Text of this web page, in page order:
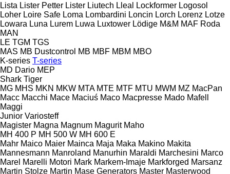
Lista Lister Petter Lister Liutech Lleal Lockformer Logosol
Loher Loire Safe Loma Lombardini Loncin Lorch Lorenz Lotze
Lowara Luna Lurem Luwa Luxtower Lödige M&M MAF Roda
MAN
LE TGM TGS
MAS MB Dustcontrol MB MBF MBM MBO
K-series T-series
MD Dario MEP
Shark Tiger
MG MHS MKN MKW MTA MTE MTF MTU MWM MZ MacPan
Macc Macchi Mace Maciuś Maco Macpresse Mado Mafell
Maggi
Junior Variosteff
Magister Magna Magnum Magurit Maho
MH 400 P MH 500 W MH 600 E
Mahr Maico Maier Mainca Maja Maka Makino Makita
Mannesmann Manroland Manurhin Maraldi Marchesini Marco
Marel Marelli Motori Mark Markem-Imaje Markforged Marsanz
Martin Stolze Martin Mase Generators Master Masterwood